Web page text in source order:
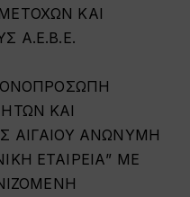
ΚΑΙ
Α.Ε.Β.Ε.
ΚΑΙ
ΑΙΓΑΙΟΥ ΑΝΩΝΥΜΗ
ΕΤΑΙΡΕΙΑ” ΜΕ